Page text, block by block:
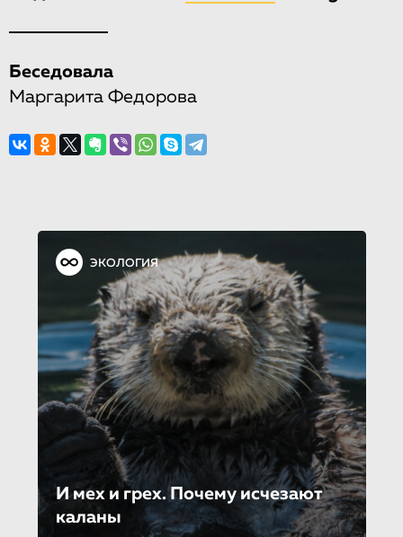
Беседовала
Маргарита Федорова
ЭКОЛОГИЯ
И мех и грех. Почему исчезают
каланы